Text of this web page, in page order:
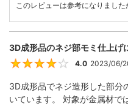
このレビューは参考になりました
3D成形品のネジ部モミ仕上げ
4.0 2023/06/
3D成形品でネジ造形した部分
いています。 対象が金属材で